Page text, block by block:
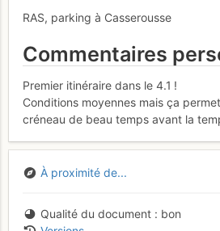
RAS, parking à Casserousse
Commentaires
Premier itinéraire dans le 4.1 !
Conditions moyennes mais ça
créneau de beau temps avant la
À proximité de...
Qualité du document
bon